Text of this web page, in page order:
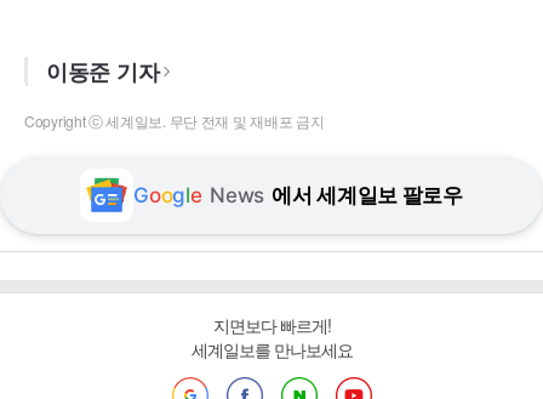
이동준 기자
Copyright ⓒ 세계일보. 무단 전재 및 재배포 금지
Google News 에서 세계일보 팔로우
지면보다 빠르게!
세계일보를 만나보세요